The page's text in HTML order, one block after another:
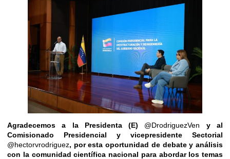
Agradecemos a la Presidenta (E) @DrodriguezVen y al
Comisionado Presidencial y vicepresidente Sectorial
@hectorvrodriguez, por esta oportunidad de debate y análisis
con la comunidad científica nacional para abordar los temas